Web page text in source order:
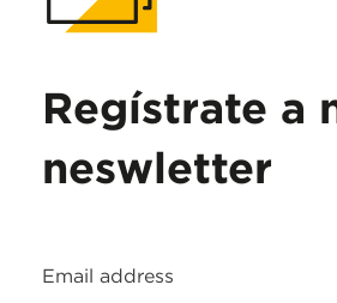
Regístrate a
neswletter
Email address